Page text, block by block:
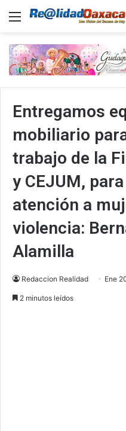
Menu
Entregamos
mobiliario
trabajo de la
y CEJUM,
atención a
violencia:
Alamilla
Redaccion Realidad Ene
2 minutos leídos